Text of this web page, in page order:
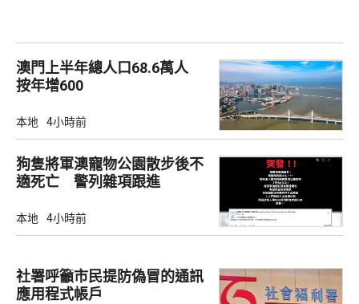
澳門上半年總人口68.6萬人
按年增600
本地 4小時前
狗隻將軍澳寵物公園散步後不
適死亡 警列雜項跟進
本地 4小時前
社署呼籲市民提防偽冒的通訊
應用程式帳戶